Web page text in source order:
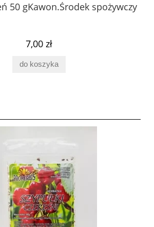
50 gKawon.Środek spożywczy
7,00 zł
do koszyka